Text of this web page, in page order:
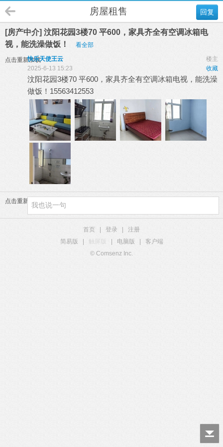
回复
房屋租售
[房产中介] 汶阳花园3楼70 平600，家具齐全有空调冰箱电
视，能洗澡做饭！
看全部
点击重新加载 楼主
快乐天使王云
收藏
2025-6-13 15:23
汶阳花园3楼70 平600，家具齐全有空调冰箱电视，能洗澡
做饭！15563412553
点击重新加载
首页 登录
注册
简易版
触屏版 电脑版
客户端
© Comsenz Inc.